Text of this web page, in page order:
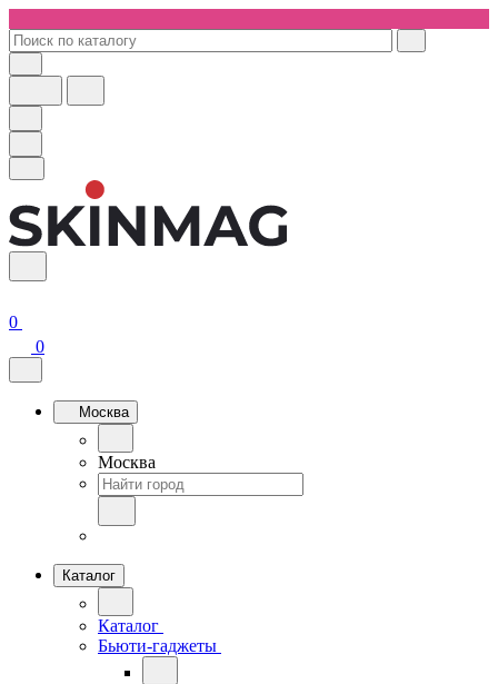
0
0
Москва
Москва
Каталог
Каталог
Бьюти-гаджеты